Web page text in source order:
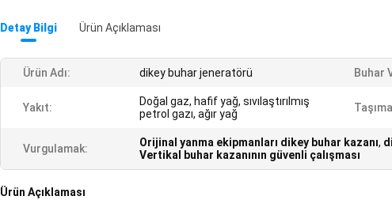
Detay Bilgi Ürün Açıklaması
Ürün Adı: dikey buhar jeneratörü Buhar
Yakıt:
Doğal gaz, hafif yağ, sıvılaştırılmış
petrol gazı, ağır yağ
Vurgulamak: Orijinal yanma ekipmanları dikey buhar kazanı,
Vertikal buhar kazanının güvenli çalışması
Ürün Açıklaması